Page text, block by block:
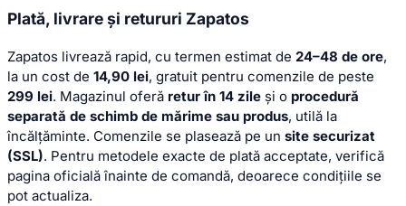
Plată, livrare și retururi Zapatos
Zapatos livrează rapid, cu termen estimat de 24–48 de ore,
la un cost de 14,90 lei, gratuit pentru comenzile de peste
299 lei. Magazinul oferă retur în 14 zile și o procedură
separată de schimb de mărime sau produs, utilă la
încălțăminte. Comenzile se plasează pe un site securizat
(SSL). Pentru metodele exacte de plată acceptate, verifică
pagina oficială înainte de comandă, deoarece condițiile se
pot actualiza.